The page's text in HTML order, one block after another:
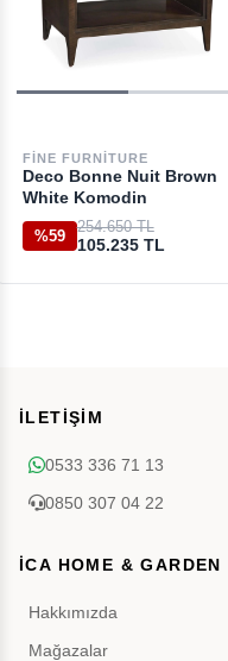
FINE FURNITURE
Deco Bonne Nuit Brown
White Komodin
%59
254.650 TL
105.235 TL
İLETİŞİM
0533 336 71 13
0850 307 04 22
İCA HOME & GARDEN
Hakkımızda
Mağazalar